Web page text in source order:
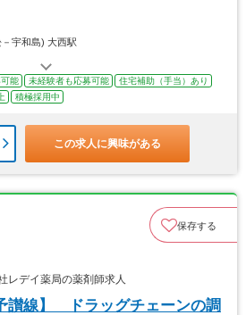
－宇和島) 大西駅
能 未経験者も応募可能
住宅補助（手当）あり
積極採用中
この求人に興味がある
保存する
デイ薬局の薬剤師求人
讃線】 ドラッグチェーンの調